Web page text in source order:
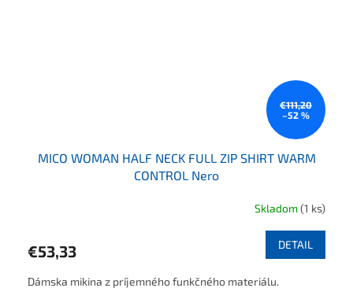
€111,20
–52 %
MICO WOMAN HALF NECK FULL ZIP SHIRT WARM
CONTROL Nero
Skladom(1 ks)
€53,33 DETAIL
Dámska mikina z príjemného funkčného materiálu.